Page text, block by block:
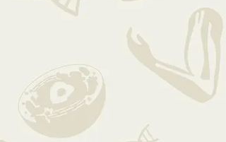
しなやか